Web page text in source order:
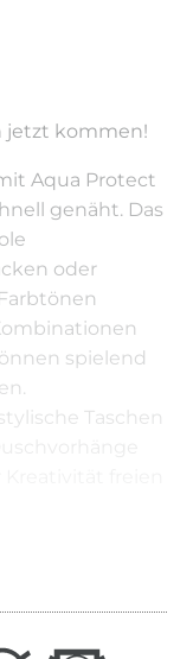
jetzt kommen!
Aqua Protect
genäht. Das
oder
spielend
Taschen